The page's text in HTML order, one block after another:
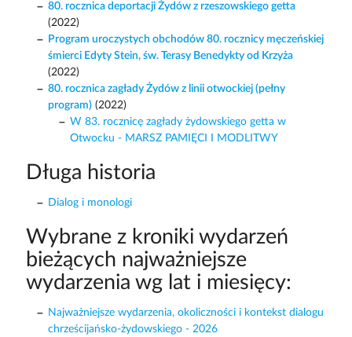
80. rocznica deportacji Żydów z rzeszowskiego getta
(2022)
Program uroczystych obchodów 80. rocznicy męczeńskiej
śmierci Edyty Stein, św. Terasy Benedykty od Krzyża
(2022)
80. rocznica zagłady Żydów z linii otwockiej (pełny
program)(2022)
W 83. rocznicę zagłady żydowskiego getta w
Otwocku - MARSZ PAMIĘCI I MODLITWY
Długa historia
Dialog i monologi
Wybrane z kroniki wydarzeń
bieżących najważniejsze
wydarzenia wg lat i miesięcy:
Najważniejsze wydarzenia, okoliczności i kontekst dialogu
chrześcijańsko-żydowskiego - 2026